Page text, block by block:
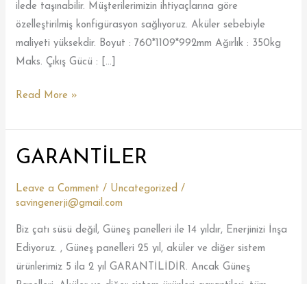
ilede taşınabilir. Müşterilerimizin ihtiyaçlarına göre
özelleştirilmiş konfigürasyon sağlıyoruz. Aküler sebebiyle
maliyeti yüksekdir. Boyut : 760*1109*992mm Ağırlık : 350kg
Maks. Çıkış Gücü : […]
Read More »
GARANTİLER
Leave a Comment / Uncategorized /
savingenerji@gmail.com
Biz çatı süsü değil, Güneş panelleri ile 14 yıldır, Enerjinizi İnşa
Ediyoruz. , Güneş panelleri 25 yıl, aküler ve diğer sistem
ürünlerimiz 5 ila 2 yıl GARANTİLİDİR. Ancak Güneş
GARANTİLER